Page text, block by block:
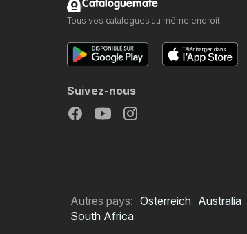
Cataloguemate
Tous vos catalogues au même endroit
Suivez-nous
Autres pays: Österreich Australia
South Africa